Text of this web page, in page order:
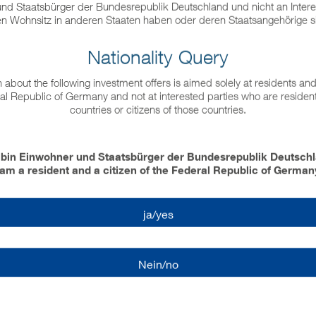
Staatsbürger der Bundesrepublik Deutschland und nicht an
Wohnsitz in anderen Staaten haben oder deren Staatsangehörige
Nationality Query
about the following investment offers is aimed solely at residents
Republic of Germany and not at interested parties who are
countries or citizens of those countries.
Einwohner und Staatsbürger der Bundesrepublik
a resident and a citizen of the Federal Republic of
ja/yes
Nein/no
Investitionen über mehrere
Anlageklassen, Nutzungsarten und Anbieter,
Länder und Währungen sowie zeitlich über
unterschiedliche Konjunkturzyklen.
Außerdem erfolgt eine Streuung über